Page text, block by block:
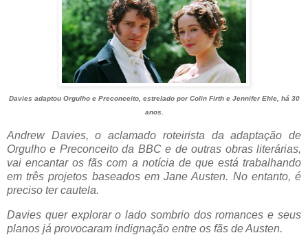
Davies adaptou Orgulho e Preconceito, estrelado por Colin Firth e Jennifer Ehle, há 30
anos.
Andrew Davies, o aclamado roteirista da adaptação de
Orgulho e Preconceito da BBC e de outras obras literárias,
vai encantar os fãs com a notícia de que está trabalhando
em três projetos baseados em Jane Austen. No entanto, é
preciso ter cautela.
Davies quer explorar o lado sombrio dos romances e seus
planos já provocaram indignação entre os fãs de Austen.